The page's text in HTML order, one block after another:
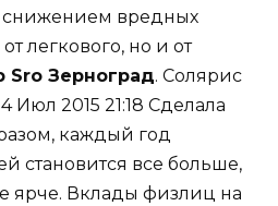
снижением вредных
легкового, но и от
Sro Зерноград. Солярис
Июл 2015 21:18 Сделала
каждый год
становится все больше,
ярче. Вклады физлиц на